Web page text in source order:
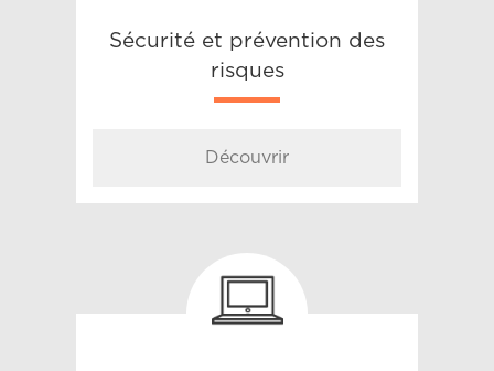
Sécurité et prévention des
risques
Découvrir